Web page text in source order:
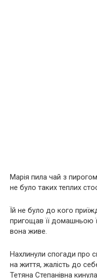
Марія пила чай з
не було таких теплих
Їй не було до кого
пригощав її домашньою
вона живе.
Нахлинули спогади про
на життя, жалість до
Тетяна Степанівна